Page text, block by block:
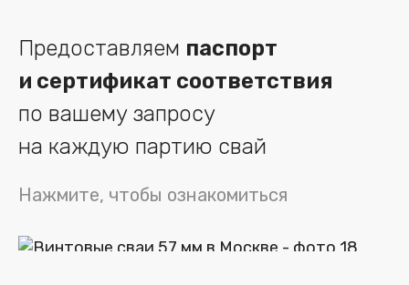
Предоставляем паспорт
и сертификат соответствия
по вашему запросу
на каждую партию свай
Нажмите, чтобы ознакомиться